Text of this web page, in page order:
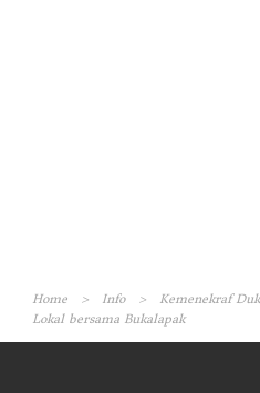
Home > Info >
Kemenekraf
Lokal bersama Bukalapak